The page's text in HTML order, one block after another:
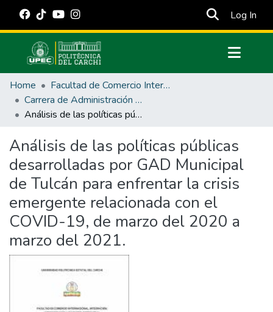
Log In
Communities & Collections
All of DSpace
Statistics
Estadísticas Externas
Manuales
Home
Facultad de Comercio Internacional, Integración, Administración y Economía Empresarial
Carrera de Administración Pública
Análisis de las políticas públicas desarrolladas por GAD Municipal de Tulcán para enfrentar la crisis emergente relacionada con el COVID-19, de marzo del 2020 a marzo del 2021.
Análisis de las políticas públicas
desarrolladas por GAD Municipal
de Tulcán para enfrentar la crisis
emergente relacionada con el
COVID-19, de marzo del 2020 a
marzo del 2021.